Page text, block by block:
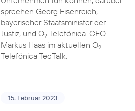
sprechen Georg Eisenreich,
bayerischer Staatsminister der
Justiz, und O2Telefónica-CEO
Markus Haas im aktuellen O2
Telefónica TecTalk.
15. Februar 2023